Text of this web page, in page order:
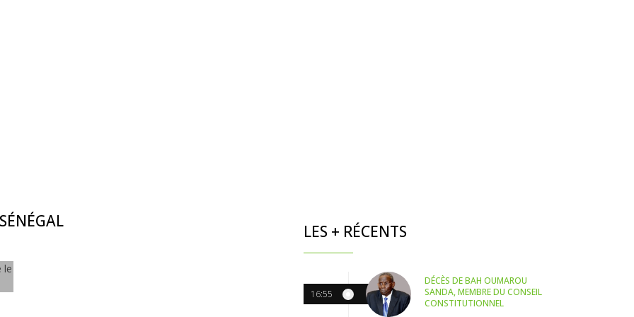
LES + RÉCENTS
16:55
DÉCÈS DE BAH OUMAROU
SANDA, MEMBRE DU CONSEIL
CONSTITUTIONNEL